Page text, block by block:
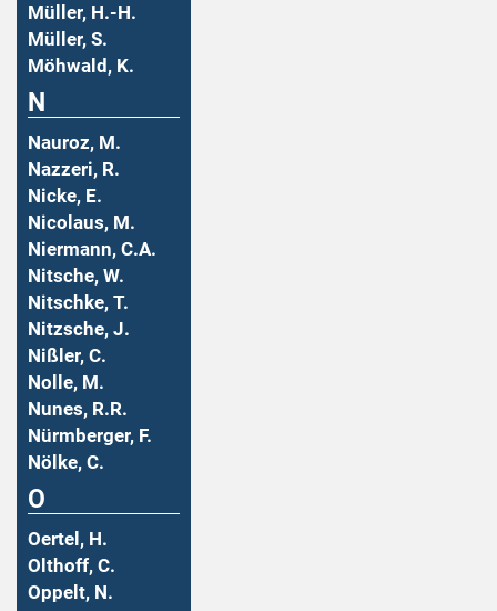
Müller, H.-H.
Müller, S.
Möhwald, K.
N
Nauroz, M.
Nazzeri, R.
Nicke, E.
Nicolaus, M.
Niermann, C.A.
Nitsche, W.
Nitschke, T.
Nitzsche, J.
Nißler, C.
Nolle, M.
Nunes, R.R.
Nürmberger, F.
Nölke, C.
O
Oertel, H.
Olthoff, C.
Oppelt, N.